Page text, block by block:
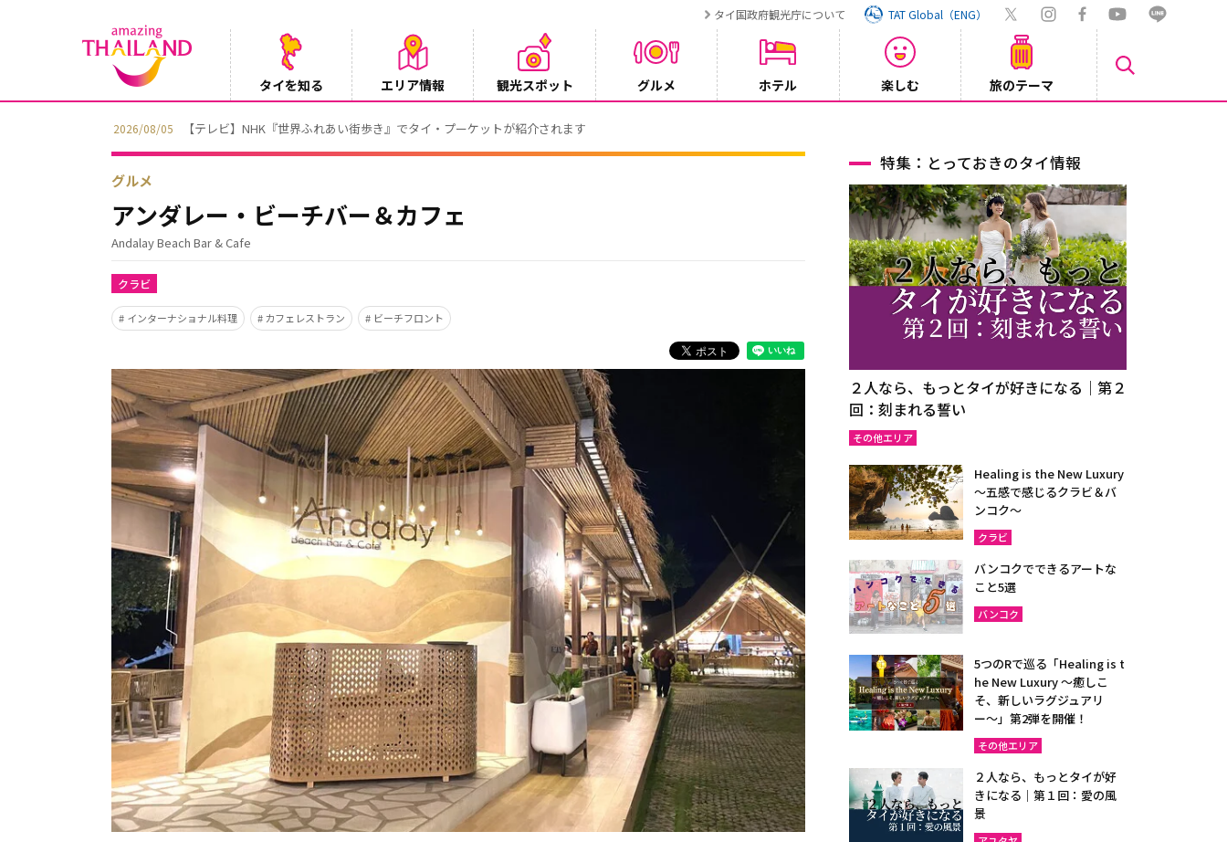
タイ国政府観光庁について TAT Global（ENG）
タイを知る エリア情報 観光スポット グルメ ホテル 楽しむ 旅のテーマ
2026/08/05 【テレビ】NHK『世界ふれあい街歩き』でタイ・プーケットが紹介されます
グルメ
アンダレー・ビーチバー＆カフェ
Andalay Beach Bar & Cafe
クラビ
インターナショナル料理 カフェレストラン ビーチフロント
特集：とっておきのタイ情報
２人なら、もっとタイが好きになる｜第２
回：刻まれる誓い
その他エリア
Healing is the New Luxury
～五感で感じるクラビ＆バ
ンコク～
クラビ
バンコクでできるアートな
こと5選
バンコク
5つのRで巡る「Healing is t
he New Luxury ～癒しこ
そ、新しいラグジュアリ
ー〜」第2弾を開催！
その他エリア
２人なら、もっとタイが好
きになる｜第１回：愛の風
景